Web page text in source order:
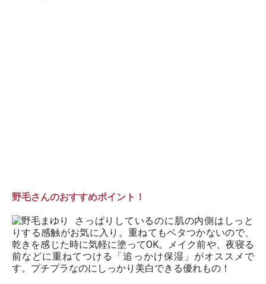
野毛さんのおすすめポイント！
さっぱりしているのに肌の内側はしっと
りする感触がお気に入り。重ねてもベタつかないので、
乾きを感じた時に気軽に塗ってOK。メイク前や、夜寝る
前などに重ねてつける「追っかけ保湿」がオススメで
す。プチプラなのにしっかり美白できる優れもの！